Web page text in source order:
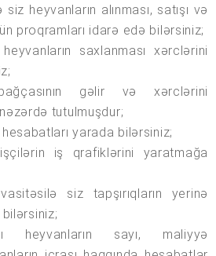
heyvanların alınması, satışı və
proqramları idarə edə bilərsiniz;
saxlanması xərclərini
gəlir və xərclərini
tutulmuşdur;
yarada bilərsiniz;
iş qrafiklərini yaratmağa
siz tapşırıqların yerinə
heyvanların sayı, maliyyə